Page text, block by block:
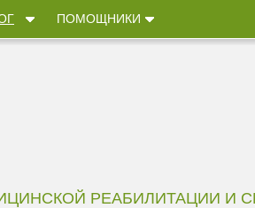
ПОМОЩНИКИ
РЕАБИЛИТАЦИИ И